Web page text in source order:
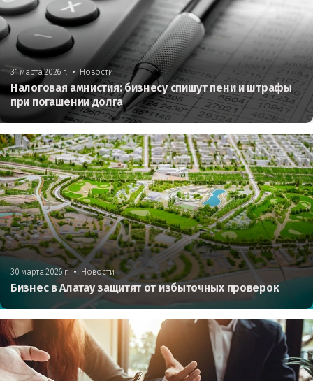
31 марта 2026 г. • Новости
Налоговая амнистия: бизнесу спишут пени и штрафы
при погашении долга
30 марта 2026 г. • Новости
Бизнес в Алатау защитят от избыточных проверок